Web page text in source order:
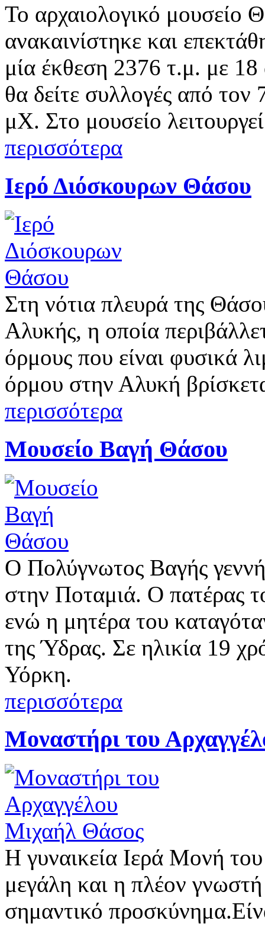
Το αρχαιολογικό μουσείο
ανακαινίστηκε και
μία έκθεση 2376 τ.μ. με 18
θα δείτε συλλογές από
μΧ. Στο μουσείο λειτουργεί
περισσότερα
Ιερό Διόσκουρων Θάσου
Στη νότια πλευρά της
Αλυκής, η οποία
όρμους που είναι φυσικά
όρμου στην Αλυκή
περισσότερα
Μουσείο Βαγή Θάσου
Ο Πολύγνωτος Βαγής
στην Ποταμιά. Ο πατέρας
ενώ η μητέρα του
της Ύδρας. Σε ηλικία 19
Υόρκη.
περισσότερα
Μοναστήρι του
Η γυναικεία Ιερά Μονή
μεγάλη και η πλέον
σημαντικό